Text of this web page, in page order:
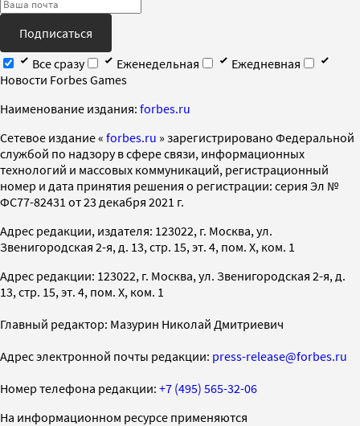
Подписаться
Все сразу
Еженедельная
Ежедневная
Новости Forbes Games
Наименование издания: forbes.ru
Cетевое издание « forbes.ru » зарегистрировано Федеральной
службой по надзору в сфере связи, информационных
технологий и массовых коммуникаций, регистрационный
номер и дата принятия решения о регистрации: серия Эл №
ФС77-82431 от 23 декабря 2021 г.
Адрес редакции, издателя: 123022, г. Москва, ул.
Звенигородская 2-я, д. 13, стр. 15, эт. 4, пом. X, ком. 1
Адрес редакции: 123022, г. Москва, ул. Звенигородская 2-я, д.
13, стр. 15, эт. 4, пом. X, ком. 1
Главный редактор: Мазурин Николай Дмитриевич
Адрес электронной почты редакции: press-release@forbes.ru
Номер телефона редакции: +7 (495) 565-32-06
На информационном ресурсе применяются